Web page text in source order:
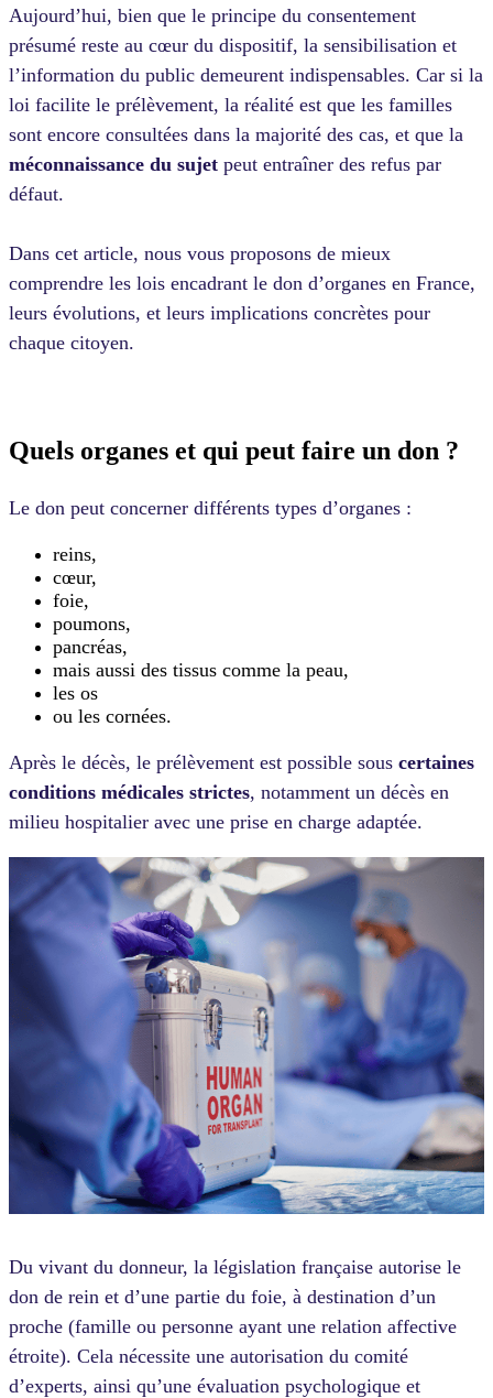
Aujourd’hui, bien que le principe du consentement
présumé reste au cœur du dispositif, la sensibilisation et
l’information du public demeurent indispensables. Car si la
loi facilite le prélèvement, la réalité est que les familles
sont encore consultées dans la majorité des cas, et que la
méconnaissance du sujet peut entraîner des refus par
défaut.
Dans cet article, nous vous proposons de mieux
comprendre les lois encadrant le don d’organes en France,
leurs évolutions, et leurs implications concrètes pour
chaque citoyen.
Quels organes et qui peut faire un don ?
Le don peut concerner différents types d’organes :
reins,
cœur,
foie,
poumons,
pancréas,
mais aussi des tissus comme la peau,
les os
ou les cornées.
Après le décès, le prélèvement est possible sous certaines
conditions médicales strictes, notamment un décès en
milieu hospitalier avec une prise en charge adaptée.
Du vivant du donneur, la législation française autorise le
don de rein et d’une partie du foie, à destination d’un
proche (famille ou personne ayant une relation affective
étroite). Cela nécessite une autorisation du comité
d’experts, ainsi qu’une évaluation psychologique et